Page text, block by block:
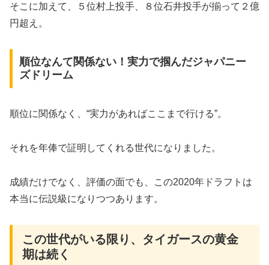
そこに加えて、５位村上投手、８位石井投手が揃って２億
円超え。
順位なんて関係ない！実力で掴んだジャパニー
ズドリーム
順位に関係なく、“実力があればここまで行ける”。
それを年俸で証明してくれる世代になりました。
成績だけでなく、評価の面でも、この2020年ドラフトは
本当に伝説級になりつつあります。
この世代がいる限り、タイガースの黄金
期は続く